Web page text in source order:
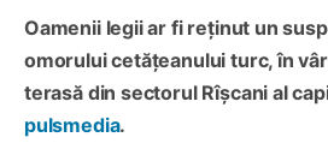
Oamenii legii ar fi reținut un
omorului cetățeanului turc, în
terasă din sectorul Rîșcani al
pulsmedia.